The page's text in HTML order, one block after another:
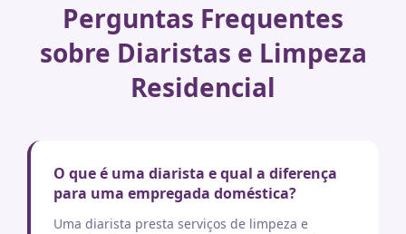
Perguntas Frequentes
sobre Diaristas e Limpeza
Residencial
O que é uma diarista e qual a diferença
para uma empregada doméstica?
Uma diarista presta serviços de limpeza e